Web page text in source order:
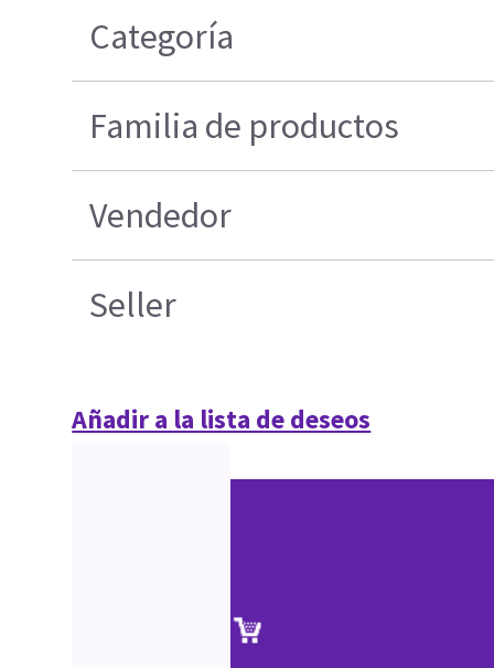
Categoría
Familia de productos
Vendedor
Seller
Añadir a la lista de deseos